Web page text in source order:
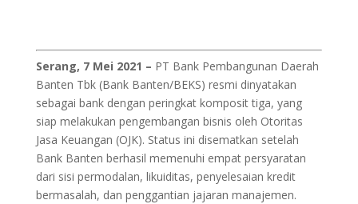
Serang, 7 Mei 2021 – PT Bank Pembangunan Daerah
Banten Tbk (Bank Banten/BEKS) resmi dinyatakan
sebagai bank dengan peringkat komposit tiga, yang
siap melakukan pengembangan bisnis oleh Otoritas
Jasa Keuangan (OJK). Status ini disematkan setelah
Bank Banten berhasil memenuhi empat persyaratan
dari sisi permodalan, likuiditas, penyelesaian kredit
bermasalah, dan penggantian jajaran manajemen.